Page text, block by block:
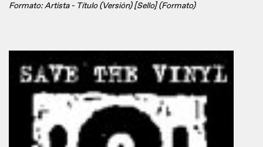
Formato: Artista - Título (Versión) [Sello] (Formato)